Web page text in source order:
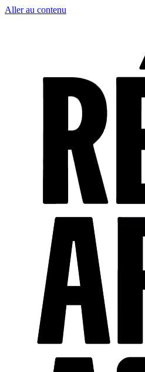
Aller au contenu